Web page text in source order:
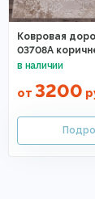
Ковровая
03708A
от 3200